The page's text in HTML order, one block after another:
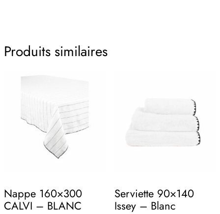
Produits similaires
Nappe 160×300
CALVI – BLANC
Serviette 90×140
Issey – Blanc